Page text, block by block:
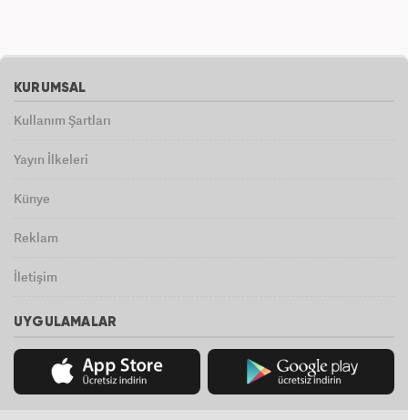
KURUMSAL
Kullanım Şartları
Yayın İlkeleri
Künye
Reklam
İletişim
UYGULAMALAR